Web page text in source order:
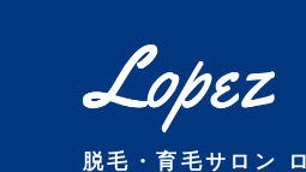
脱毛・育毛サロン